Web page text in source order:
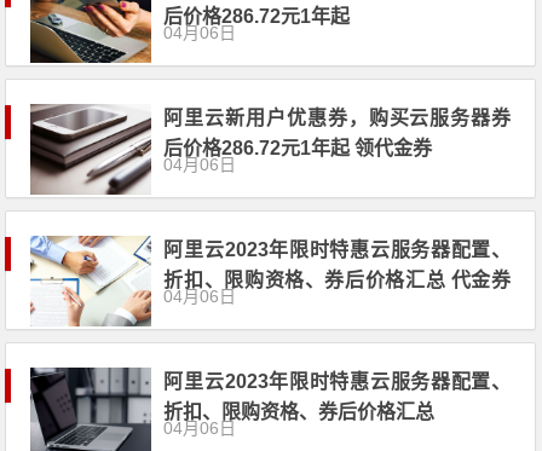
后价格286.72元1年起
04月06日
阿里云新用户优惠券，购买云服务器券
后价格286.72元1年起 领代金券
04月06日
阿里云2023年限时特惠云服务器配置、
折扣、限购资格、券后价格汇总 代金券
领取
04月06日
阿里云2023年限时特惠云服务器配置、
折扣、限购资格、券后价格汇总
04月06日